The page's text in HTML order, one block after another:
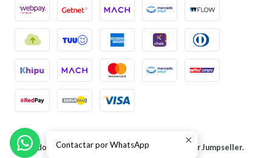
2026 Universo 6 Manga Store.
Todos los derechos reservados.Desarrollado por Jumpseller.
Contactar por WhatsApp